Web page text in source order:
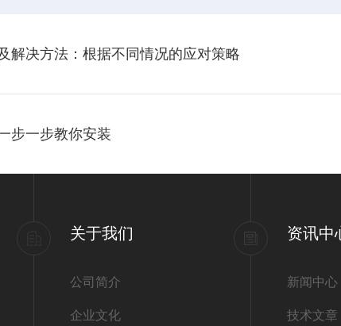
解决方法：根据不同情况的应对策略
步一步教你安装
关于我们
公司简介
企业文化
资讯中
新闻中心
技术文章